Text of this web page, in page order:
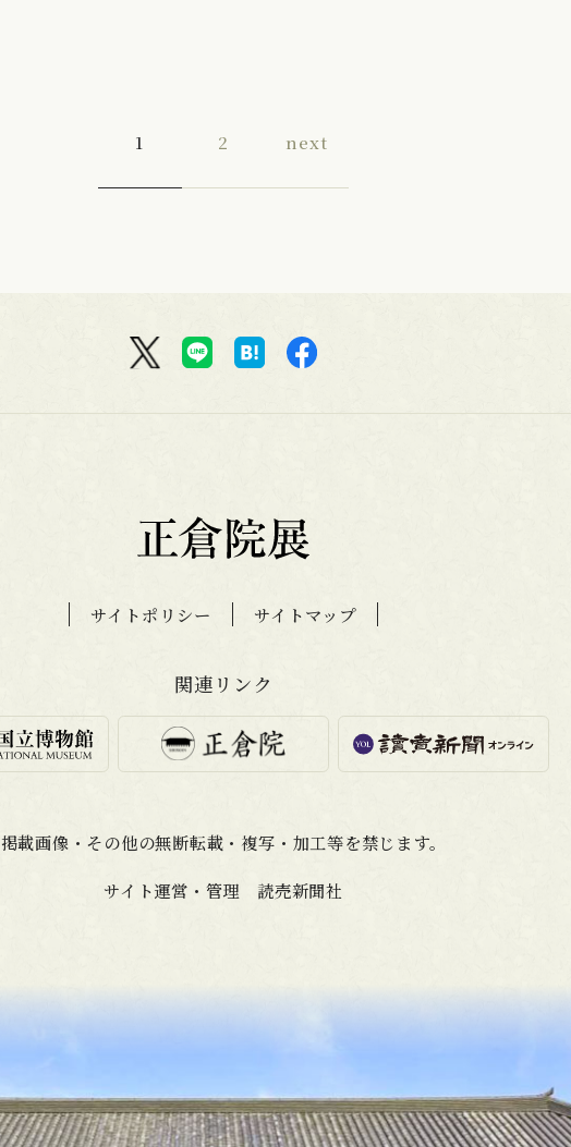
1 2 next
サイトポリシー サイトマップ
関連リンク
掲載画像・その他の無断転載・複写・加工等を禁じます。
サイト運営・管理 読売新聞社